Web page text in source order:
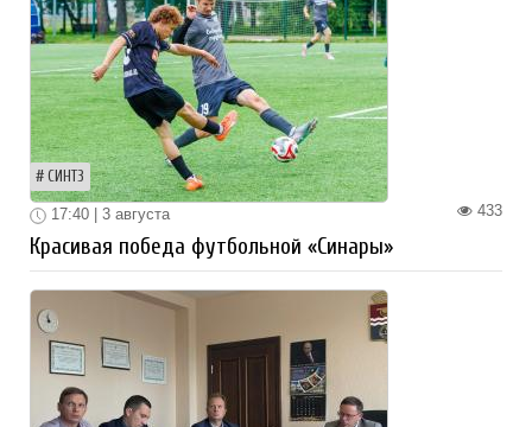
СИНТЗ
433
17:40 | 3 августа
Красивая победа футбольной «Синары»